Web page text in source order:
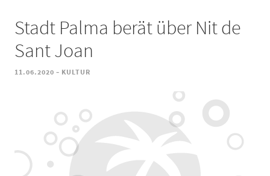
Stadt Palma berät über Nit de
Sant Joan
11.06.2020 - KULTUR